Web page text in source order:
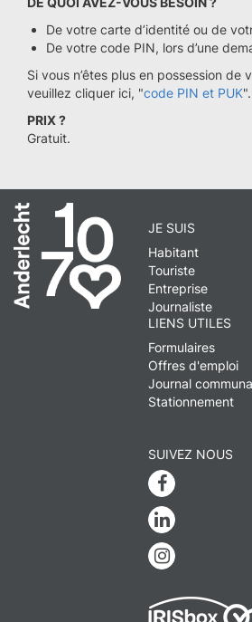
De votre carte d’identité ou de
De votre code PIN, lors d’une
Si vous n’êtes plus en possession de
veuillez cliquer ici, "code PIN et PUK".
PRIX ?
Gratuit.
JE SUIS
Habitant
Touriste
Entreprise
Journaliste
LIENS UTILES
Formulaires
Offres d'emploi
Journal
Stationnement
SUIVEZ NOUS
Facebook
Linkedin
Instagram